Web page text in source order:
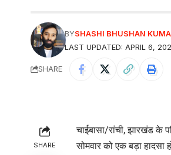
LAST UPDATED: APRIL 6,
BYSHASHI BHUSHAN
SHARE
SHARE
चाईबासा/रांची, झारखंड के
सोमवार को एक बड़ा हादसा